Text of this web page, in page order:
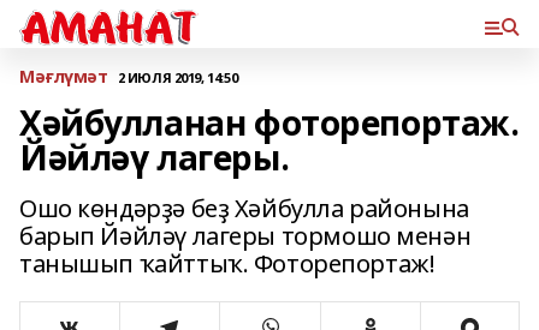
Мәғлүмәт 2 ИЮЛЯ 2019, 14:50
Хәйбулланан фоторепортаж.
Йәйләү лагеры.
Ошо көндәрҙә беҙ Хәйбулла районына
барып Йәйләү лагеры тормошо менән
танышып ҡайттыҡ. Фоторепортаж!